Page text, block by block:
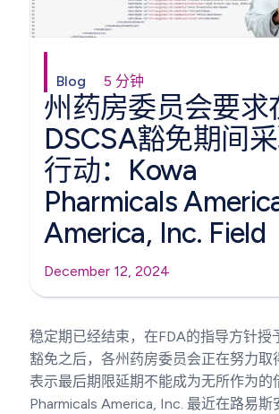
Blog 5 分钟
州药房委员会要求
DSCSA豁免期间
行动：Kowa
Pharmicals
America, Inc. Field
December 12, 2024
稳定期已经结束，在FDA的指导方针授
豁免之后，各州药房委员会正在努力取
表示最后期限延期不能成为无所作为的
Pharmicals America, Inc. 最近在路易斯